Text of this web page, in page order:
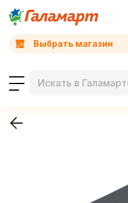
Выбрать магазин